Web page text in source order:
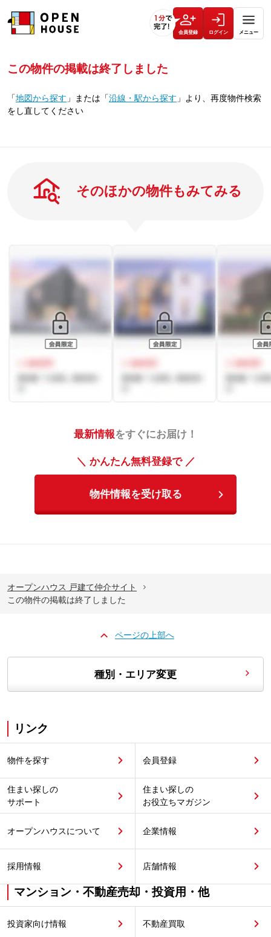
会員登録 ログイン メニュー
この物件の掲載は終了しました
「地図から探す 」 または 「沿線・駅から探す 」 より、再度物件検索
をし直してください
そのほかの物件もみてみる
最新情報をすぐにお届け！
＼ かんたん無料登録で ／
物件情報を受け取る
オープンハウス 戸建て仲介サイト
この物件の掲載は終了しました
ページの上部へ
種別・エリア変更
リンク
物件を探す 会員登録
住まい探しの
サポート
住まい探しの
お役立ちマガジン
オープンハウスについて 企業情報
採用情報 店舗情報
マンション・不動産売却・投資用・他
投資家向け情報 不動産買取